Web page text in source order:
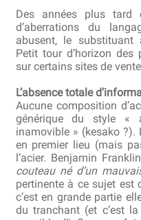
Questions-Réponses?
Revendeurs
Revue de presse
Téléchargements
Thank you for booking
Tous les articles
Des années plus
d’aberrations du
abusent, le substituant
Petit tour d’horizon des
sur certains sites de
L’absence totale
Aucune composition
générique du style «
inamovible » (kesako ?).
en premier lieu (mais
l’acier. Benjamin
couteau né d’un
pertinente à ce sujet est
c’est en grande partie
du tranchant (et c’est